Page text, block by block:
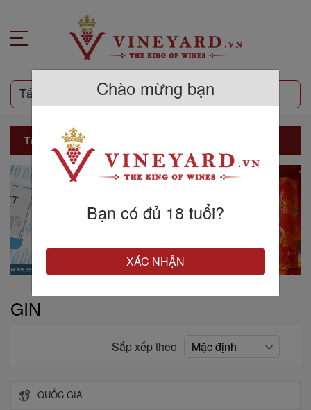
TẤT CẢ SẢN PHẨM
GIN
Sắp xếp theo
QUỐC GIA
Chào mừng bạn
Bạn có đủ 18 tuổi?
XÁC NHẬN